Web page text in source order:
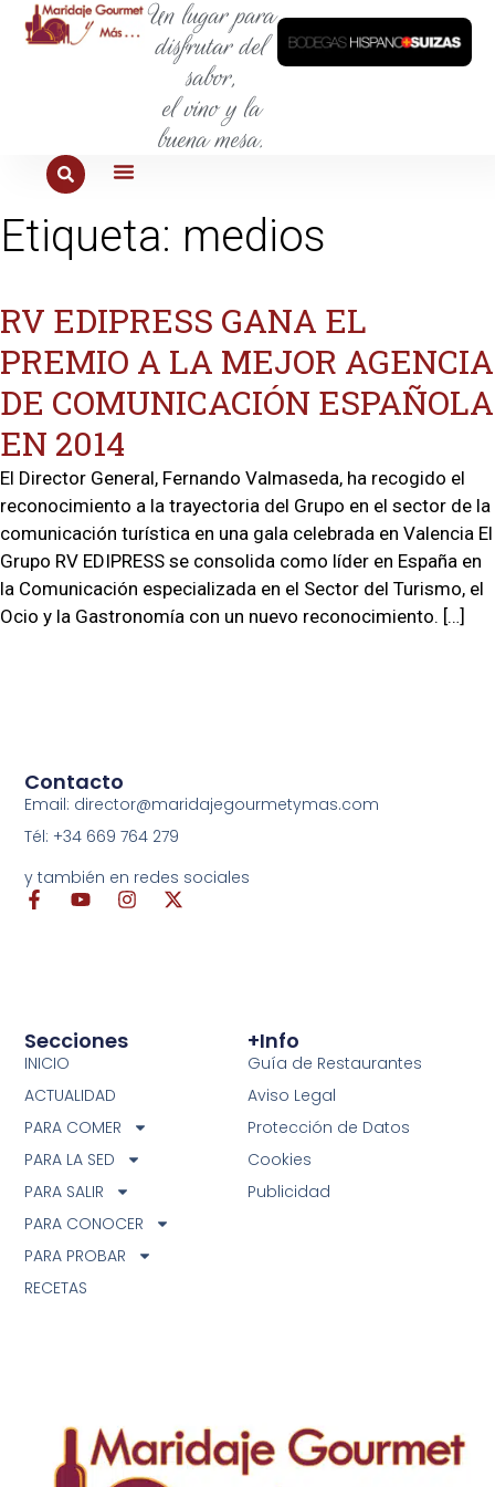
Un lugar para
disfrutar del
sabor,
el vino y la
buena mesa.
Etiqueta: medios
RV EDIPRESS GANA EL
PREMIO A LA MEJOR AGENCIA
DE COMUNICACIÓN ESPAÑOLA
EN 2014
El Director General, Fernando Valmaseda, ha recogido el
reconocimiento a la trayectoria del Grupo en el sector de la
comunicación turística en una gala celebrada en Valencia El
Grupo RV EDIPRESS se consolida como líder en España en
la Comunicación especializada en el Sector del Turismo, el
Ocio y la Gastronomía con un nuevo reconocimiento. […]
+info
Guía de Restaurantes
Aviso Legal
Protección de Datos
Cookies
Publicidad
Secciones
INICIO
ACTUALIDAD
PARA COMER
PARA LA SED
PARA SALIR
PARA CONOCER
PARA PROBAR
RECETAS
Contacto
Email: director@maridajegourmetymas.com
Tél: +34 669 764 279
y también en redes sociales